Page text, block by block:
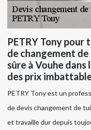
PETRY Tony pour
de changement
sûre à Vouhe
des prix
PETRY Tony est un
de devis changement de
et travaille dur depuis